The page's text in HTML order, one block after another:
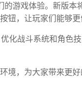
游戏体验。新版本
，让玩家们能够更
化战斗系统和角色
境，为大家带来更好